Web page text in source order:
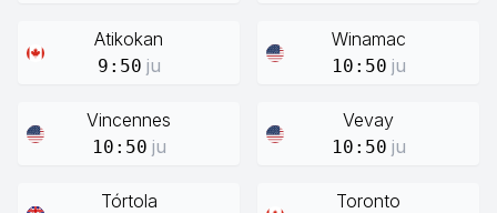
Atikokan
9:50 ju
Winamac
10:50 ju
Vincennes
10:50 ju
Vevay
10:50 ju
Tórtola Toronto